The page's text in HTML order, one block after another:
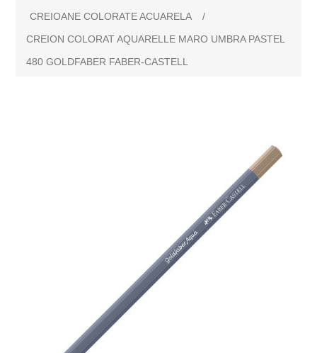
CREIOANE COLORATE ACUARELA
/
CREION COLORAT AQUARELLE MARO UMBRA PASTEL
480 GOLDFABER FABER-CASTELL